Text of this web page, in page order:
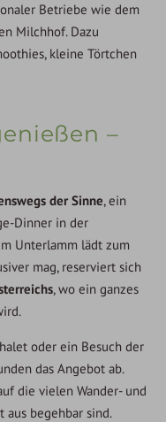
Betriebe wie dem
Milchhof. Dazu
kleine Törtchen
–
der Sinne, ein
Dinner in der
Unterlamm lädt zum
mag, reserviert sich
, wo ein ganzes
oder ein Besuch der
das Angebot ab.
die vielen Wander- und
aus begehbar sind.